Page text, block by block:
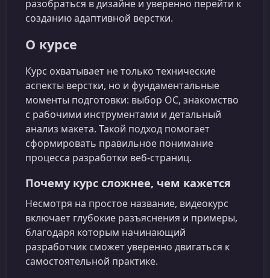
разобраться в дизайне и уверенно перейти к
созданию адаптивной верстки.
О курсе
Курс охватывает не только технические
аспекты верстки, но и фундаментальные
моменты подготовки: выбор ОС, знакомство
с рабочими инструментами и детальный
анализ макета. Такой подход помогает
сформировать правильное понимание
процесса разработки веб-страниц.
Почему курс сложнее, чем кажется
Несмотря на простое название, видеокурс
включает глубокие разъяснения и примеры,
благодаря которым начинающий
разработчик сможет уверенно двигаться к
самостоятельной практике.